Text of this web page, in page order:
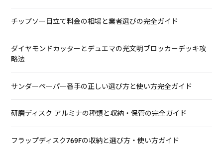
チップソー目立て料金の相場と業者選びの完全ガイド
ダイヤモンドカッターとデュエマの光文明ブロッカーデッキ攻
略法
サンダーペーパー番手の正しい選び方と使い方完全ガイド
研磨ディスク アルミナの種類と収納・保管の完全ガイド
フラップディスク769Fの収納と選び方・使い方ガイド